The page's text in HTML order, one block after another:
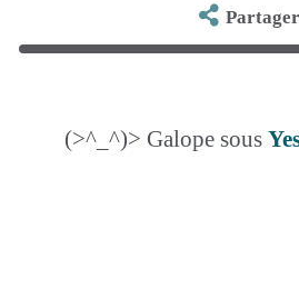
Partager
(>^_^)> Galope sous